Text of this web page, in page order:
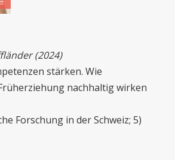
(2024)
stärken. Wie
nachhaltig wirken
Forschung in der Schweiz; 5)